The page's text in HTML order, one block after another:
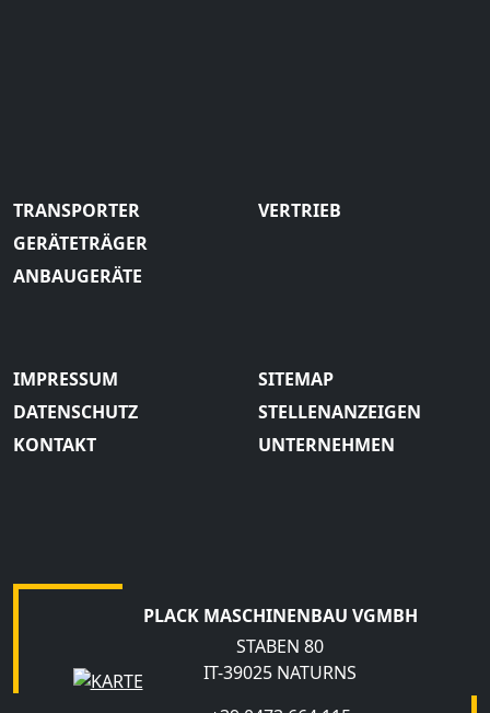
TRANSPORTER
GERÄTETRÄGER
ANBAUGERÄTE
VERTRIEB
IMPRESSUM
DATENSCHUTZ
KONTAKT
SITEMAP
STELLENANZEIGEN
UNTERNEHMEN
PLACK MASCHINENBAU VGMBH
STABEN 80
IT-39025 NATURNS